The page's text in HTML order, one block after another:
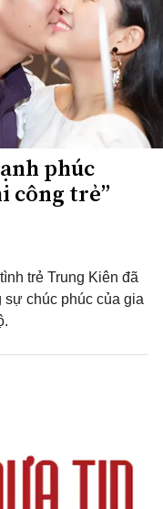
phúc
công trẻ”
trẻ Trung Kiên đã
sự chúc phúc của gia